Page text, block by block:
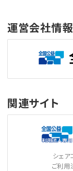
運営会社情報
関連サイト
シェア
ご利用